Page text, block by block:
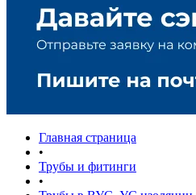
Главная страница
•
Трубы и фитинги
•